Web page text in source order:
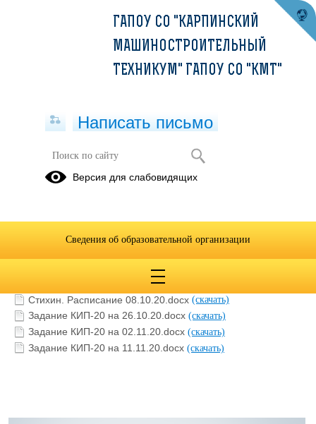
ОБЖ
Расписание Стихин 21.09-23.09.docx
Расписание с 24.09-26.09.docx
Стихин. Расписание 08.10.20.docx (скачать)
Задание КИП-20 на 26.10.20.docx (скачать)
Задание КИП-20 на 02.11.20.docx (скачать)
Задание КИП-20 на 11.11.20.docx (скачать)
ГАПОУ СО "КАРПИНСКИЙ
МАШИНОСТРОИТЕЛЬНЫЙ
ТЕХНИКУМ" ГАПОУ СО "КМТ"
Написать письмо
Версия для слабовидящих
Сведения об образовательной организации